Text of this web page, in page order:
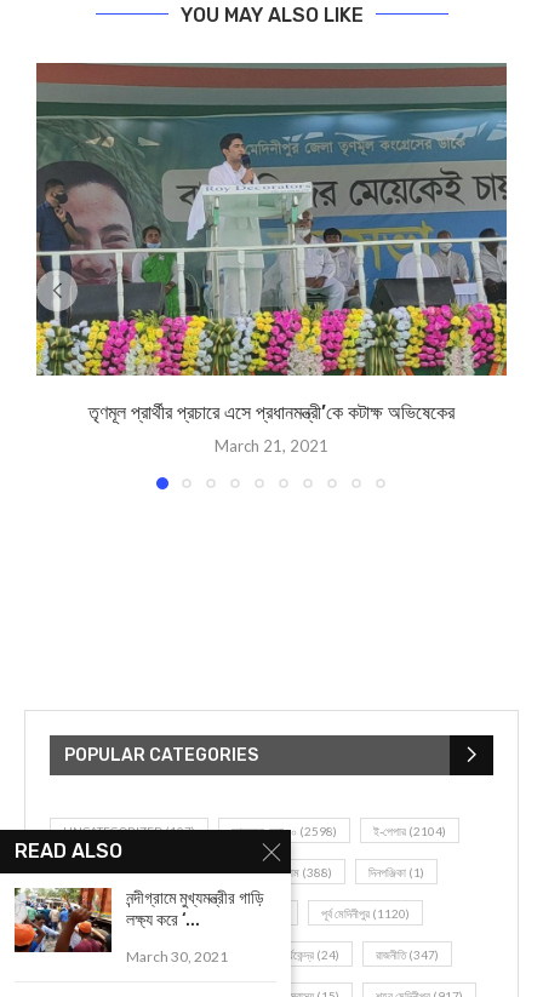
YOU MAY ALSO LIKE
তৃণমূল প্রার্থীর প্রচারে এসে প্রধানমন্ত্রী’কে কটাক্ষ অভিষেকের
March 21, 2021
POPULAR CATEGORIES
UNCATEGORIZED(107) আজকের সেরা ১০ (2598) ই-পেপার (2104)
খেলাধূলো(5) জেলার খবর(602) ঝাড়গ্রাম (388) দিনপঞ্জিকা (1)
দৈনিক রাশিফল (819) পশ্চিম মেদিনীপুর পূর্ব মেদিনীপুর (1120)
বন্যপ্রাণ(4) বিনোদন(3) ভ্রমণ এবং তীর্থকেন্দ্র (24) রাজনীতি(347)
READ ALSO
নন্দীগ্রামে মুখ্যমন্ত্রীর গাড়ি
লক্ষ্য করে ‘...
March 30, 2021